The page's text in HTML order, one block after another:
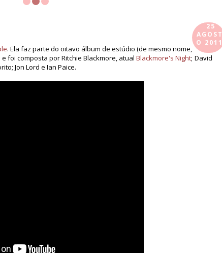
25
AGOST
O 2011
. Ela faz parte do oitavo álbum de estúdio (de mesmo nome,
foi composta por Ritchie Blackmore, atualBlackmore's Night; David
Jon Lord e Ian Paice.